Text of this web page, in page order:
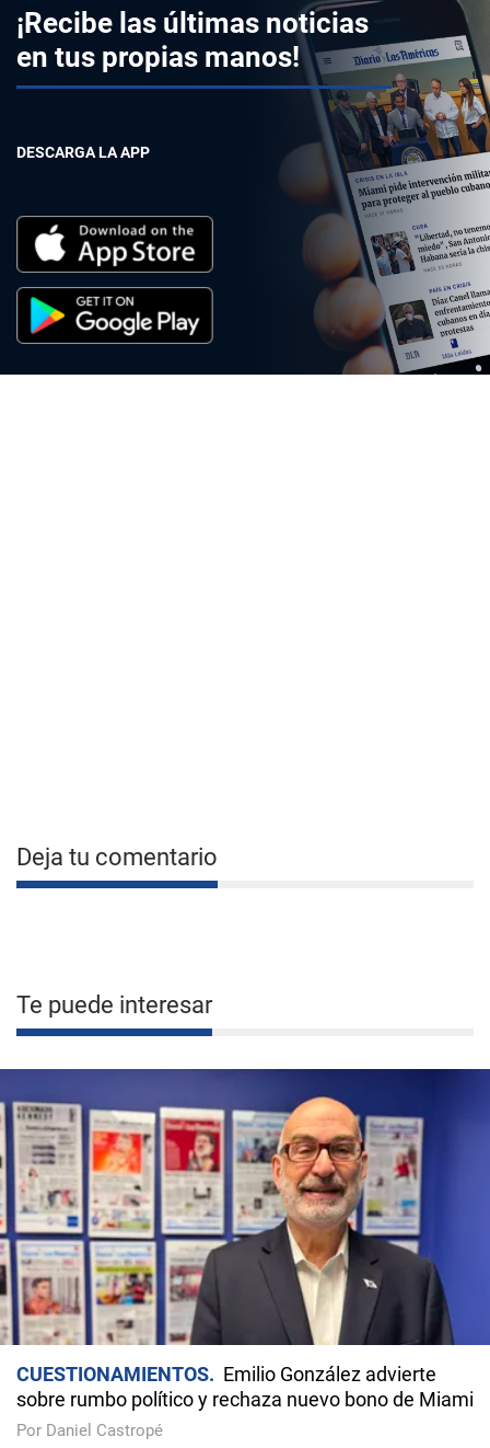
¡Recibe las últimas noticias
en tus propias manos!
DESCARGA LA APP
Deja tu comentario
Te puede interesar
CUESTIONAMIENTOS
Emilio González advierte
sobre rumbo político y rechaza nuevo bono de Miami
Por Daniel Castropé